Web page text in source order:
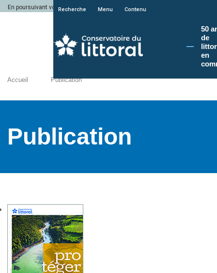
En poursuivant votre navigation sur le site du Conservatoire du littoral, vous
Recherche Menu Contenu
50
de
en
Accueil Publication
Publication